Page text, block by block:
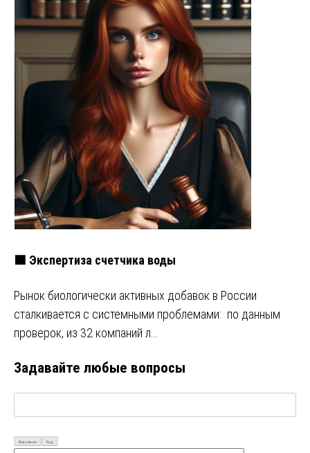
🟩 Экспертиза счетчика воды
Рынок биологически активных добавок в России
сталкивается с системными проблемами: по данным
проверок, из 32 компаний л…
Задавайте любые вопросы
Визуально Код